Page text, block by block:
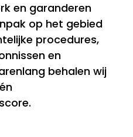
en garanderen
op het gebied
procedures,
en
behalen wij